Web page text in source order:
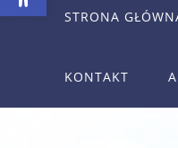
STRONA
KONTAKT